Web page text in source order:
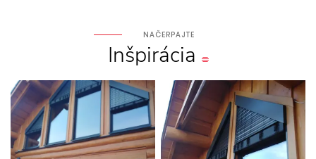
NAČERPAJTE
Inšpirácia